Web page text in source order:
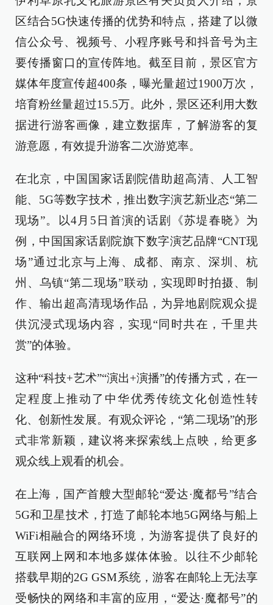
区结合5G快速传播的优势和特点，搭建了以微
信公众号、视频号、小程序账号和抖音号为主
要传播窗口的宣传阵地。截至目前，景区官方
媒体年度宣传超400条，曝光量超过1900万次，
培育粉丝量超过15.5万。此外，景区还利用大数
据进行游客画像，建立数据库，了解游客的复
游意愿，有效提升游客二次游览率。
在北京，中国国家话剧院借助超高清、人工智
能、5G等数字技术，推出数字演艺新业态“第二
现场”。以4月5日首演的话剧《苏堤春晓》为
例，中国国家话剧院旗下数字演艺品牌“CNT现
场”通过北京与上海、成都、南京、深圳、杭
州、乌镇“第二现场”联动，实现即时拍摄、制
作、输出超高清现场作品，为异地剧院观众提
供沉浸式现场内容，实现“同时共在，千里共
赏”的体验。
这种“科技+艺术”“演出+演播”的传播方式，在一
定程度上推动了中华优秀传统文化创造性转
化、创新性发展。有观众评论，“第二现场”的形
式非常新颖，建议将来探索线上点映，给更多
观众线上观看的机会。
在上海，国产首艘大型邮轮“爱达·魔都号”结合
5G和卫星技术，打造了邮轮本地5G网络与船上
WiFi相融合的网络环境，为游客提供了良好的
互联网上网和本地多媒体体验。以往不少邮轮
搭载早期的2G GSM系统，游客在邮轮上无法享
受畅快的网络和丰富的应用，“爱达·魔都号”的